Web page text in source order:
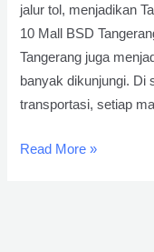
jalur tol, menjadikan
10 Mall BSD
Tangerang juga
banyak dikunjungi. Di
transportasi, setiap
10
Read More »